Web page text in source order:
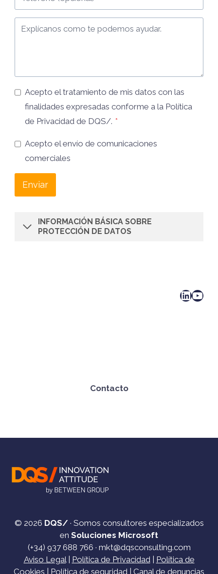
Acepto el tratamiento de mis datos con las
finalidades expresadas conforme a la Política
de Privacidad de DQS/. *
Acepto el envío de comunicaciones
comerciales
Enviar
INFORMACIÓN BÁSICA SOBRE
PROTECCIÓN DE DATOS
LinkedIn YouTube
Contacto
© 2026 DQS/· Somos consultores especializados
en Soluciones Microsoft
(+34) 937 688 766 · mkt@dqsconsulting.com
Aviso Legal| Política de Privacidad| Política de
Cookies
Política de seguridad Canal de denuncias